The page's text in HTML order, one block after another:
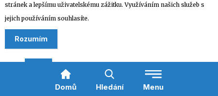
Letní kino: Šampión
12. 8. 2026,Police nad Metují
žákem
Varhaní léto na Broumovsku
13. 8. 2026,
Domů Hledání Menu
stránek a lepšímu uživatelskému zážitku. Využíváním našich služeb s
jejich používáním souhlasíte.
Rozumím